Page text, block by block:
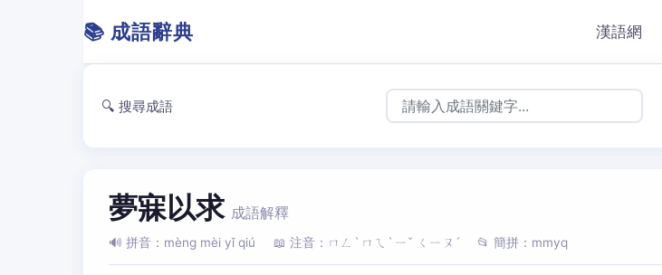
📚 成語辭典 漢語網
🔍 搜尋成語
夢寐以求 成語解釋
🔊 拼音：mèng mèi yǐ qiú 📖 注音：ㄇㄥˋ ㄇㄟˋ ㄧˇ ㄑㄧㄡˊ 📂 簡拼：mmyq